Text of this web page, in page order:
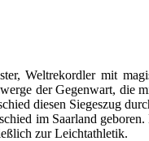
Weltrekordler mit
der Gegenwart, die
diesen Siegeszug
im Saarland
zur Leichtathletik.